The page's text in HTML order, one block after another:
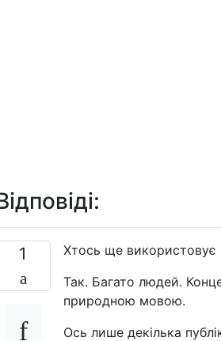
1
Хтось ще використовує
Так. Багато людей.
природною мовою.
Ось лише декілька